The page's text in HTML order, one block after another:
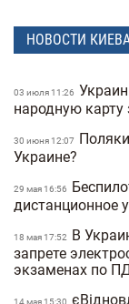
НОВОСТИ
03 июля 11:26
народную карту
30 июня 12:07
Украине?
29 мая 16:56
дистанционное
18 мая 17:52
В
запрете
экзаменах по
14 мая 15:30